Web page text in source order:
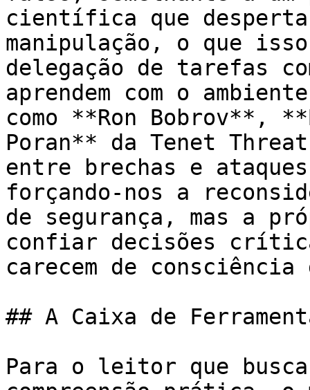
científica que
manipulação, o que
delegação de tarefas
aprendem com o
como **Ron Bobrov**,
Poran** da Tenet
entre brechas e
forçando-nos a
de segurança, mas a
confiar decisões
carecem de consciência
## A Caixa de
Para o leitor que busca